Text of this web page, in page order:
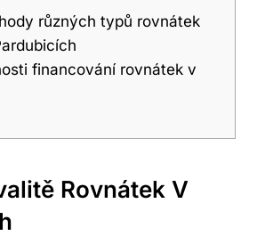
různých typů rovnátek
financování rovnátek v
Rovnátek V